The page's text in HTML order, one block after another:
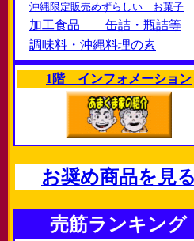
沖縄限定販売めずらしい お菓子
加工食品 缶詰・瓶詰等
調味料・沖縄料理の素
1階 インフォメーション
お奨め商品を見る
売筋ランキング